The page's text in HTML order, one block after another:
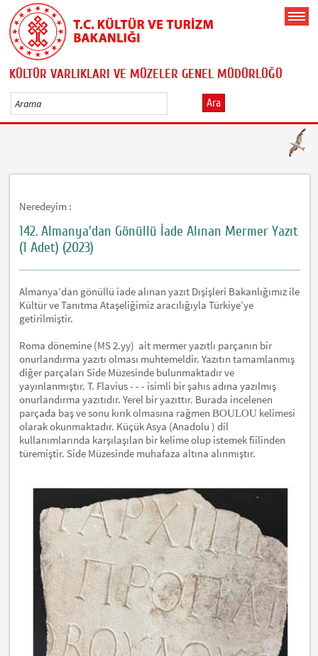
KÜLTÜR VARLIKLARI VE MÜZELER GENEL MÜDÜRLÜĞÜ
Ara
Neredeyim :
142. Almanya'dan Gönüllü İade Alınan Mermer Yazıt
(1 Adet) (2023)
Almanya’dan gönüllü iade alınan yazıt Dışişleri Bakanlığımız ile
Kültür ve Tanıtma Ataşeliğimiz aracılığıyla Türkiye’ye
getirilmiştir.
Roma dönemine (MS 2.yy) ait mermer yazıtlı parçanın bir
onurlandırma yazıtı olması muhtemeldir. Yazıtın tamamlanmış
diğer parçaları Side Müzesinde bulunmaktadır ve
yayınlanmıştır. T. Flavius - - - isimli bir şahıs adına yazılmış
onurlandırma yazıtıdır. Yerel bir yazıttır. Burada incelenen
parçada baş ve sonu kırık olmasına rağmenBOULOU kelimesi
olarak okunmaktadır. Küçük Asya (Anadolu ) dil
kullanımlarında karşılaşılan bir kelime olup istemek fiilinden
türemiştir. Side Müzesinde muhafaza altına alınmıştır.